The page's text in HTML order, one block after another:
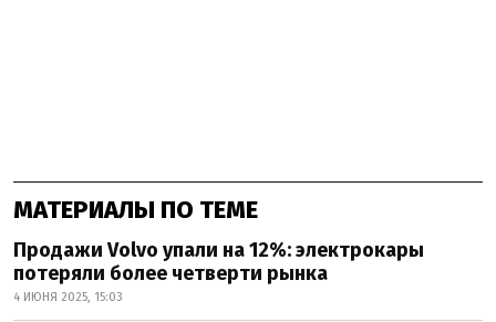
МАТЕРИАЛЫ ПО ТЕМЕ
Продажи Volvo упали на 12%: электрокары
потеряли более четверти рынка
4 ИЮНЯ 2025, 15:03